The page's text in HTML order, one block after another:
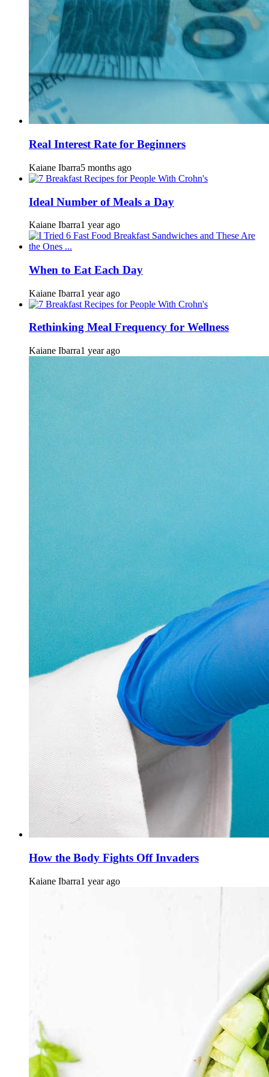
Real Interest Rate for Beginners
Kaiane Ibarra5 months ago
Ideal Number of Meals a Day
Kaiane Ibarra1 year ago
When to Eat Each Day
Kaiane Ibarra1 year ago
Rethinking Meal Frequency for Wellness
Kaiane Ibarra1 year ago
How the Body Fights Off Invaders
Kaiane Ibarra1 year ago